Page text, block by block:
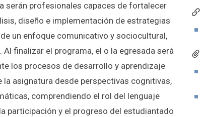
serán profesionales capaces de fortalecer
diseño e implementación de estrategias
un enfoque comunicativo y sociocultural,
Al finalizar el programa, el o la egresada será
los procesos de desarrollo y aprendizaje
asignatura desde perspectivas cognitivas,
comprendiendo el rol del lenguaje
participación y el progreso del estudiantado